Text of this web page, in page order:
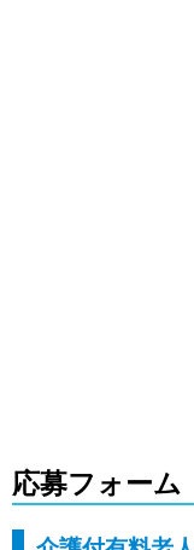
応募フォーム